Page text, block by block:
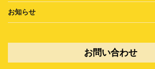
お知らせ
お問い合わせ